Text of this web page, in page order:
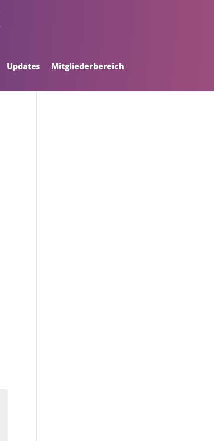
Updates Mitgliederbereich